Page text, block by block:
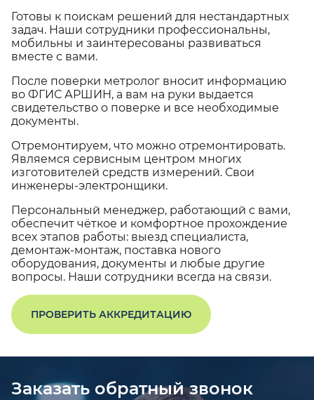
Готовы к поискам решений для нестандартных
задач. Наши сотрудники профессиональны,
мобильны и заинтересованы развиваться
вместе с вами.
После поверки метролог вносит информацию
во ФГИС АРШИН, а вам на руки выдается
свидетельство о поверке и все необходимые
документы.
Отремонтируем, что можно отремонтировать.
Являемся сервисным центром многих
изготовителей средств измерений. Свои
инженеры-электронщики.
Персональный менеджер, работающий с вами,
обеспечит чёткое и комфортное прохождение
всех этапов работы: выезд специалиста,
демонтаж-монтаж, поставка нового
оборудования, документы и любые другие
вопросы. Наши сотрудники всегда на связи.
ПРОВЕРИТЬ АККРЕДИТАЦИЮ
Заказать обратный звонок